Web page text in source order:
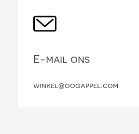
E-mail ons
winkel@oogappel.com